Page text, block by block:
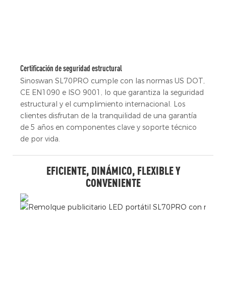
Certificación de seguridad estructural
Sinoswan SL70PRO cumple con las normas US DOT,
CE EN1090 e ISO 9001, lo que garantiza la seguridad
estructural y el cumplimiento internacional. Los
clientes disfrutan de la tranquilidad de una garantía
de 5 años en componentes clave y soporte técnico
de por vida.
EFICIENTE, DINÁMICO, FLEXIBLE Y
CONVENIENTE